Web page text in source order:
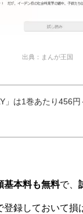
出典：まんが王国
」は1巻あたり456
基本料も無料で、
登録しておいて損